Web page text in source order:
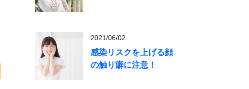
2021/06/02
感染リスクを上げる顔
の触り癖に注意！